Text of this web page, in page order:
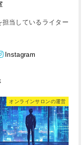
当しているライター
Instagram
オンラインサロンの運営